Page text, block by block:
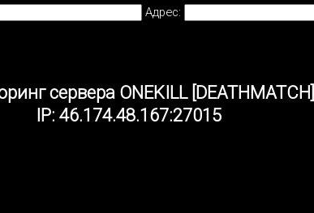
Адрес:
сервера ONEKILL [DEATHMATCH]
IP: 46.174.48.167:27015